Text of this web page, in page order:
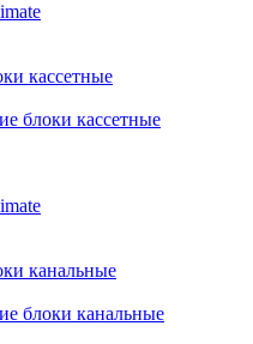
кассетные
блоки кассетные
канальные
блоки канальные